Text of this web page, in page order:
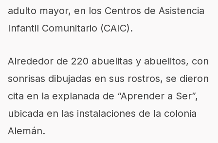
adulto mayor, en los Centros de Asistencia
Infantil Comunitario (CAIC).
Alrededor de 220 abuelitas y abuelitos, con
sonrisas dibujadas en sus rostros, se dieron
cita en la explanada de “Aprender a Ser”,
ubicada en las instalaciones de la colonia
Alemán.